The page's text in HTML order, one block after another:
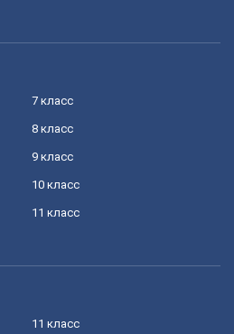
7 класс
8 класс
9 класс
10 класс
11 класс
11 класс